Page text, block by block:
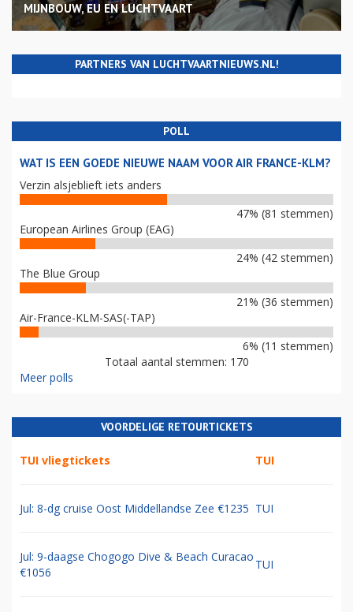
MIJNBOUW, EU EN LUCHTVAART
PARTNERS VAN LUCHTVAARTNIEUWS.NL!
POLL
WAT IS EEN GOEDE NIEUWE NAAM VOOR AIR FRANCE-KLM?
Verzin alsjeblieft iets anders
47% (81 stemmen)
European Airlines Group (EAG)
24% (42 stemmen)
The Blue Group
21% (36 stemmen)
Air-France-KLM-SAS(-TAP)
6% (11 stemmen)
Totaal aantal stemmen: 170
Meer polls
VOORDELIGE RETOURTICKETS
TUI vliegtickets TUI
Jul: 8-dg cruise Oost Middellandse Zee €1235 TUI
Jul: 9-daagse Chogogo Dive & Beach Curacao
€1056
TUI